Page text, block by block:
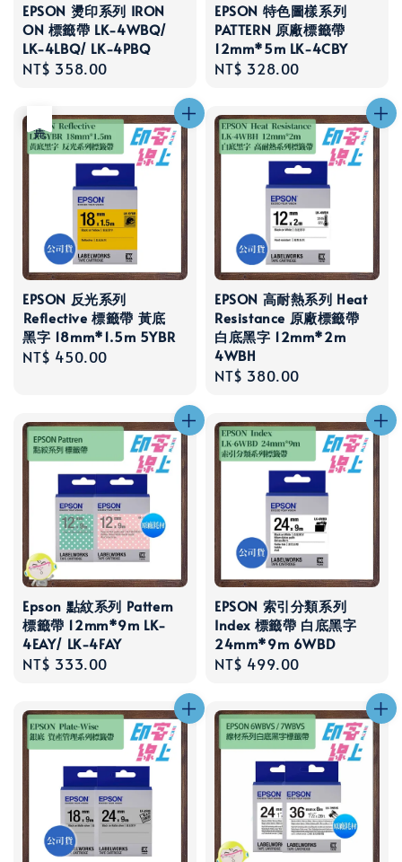
EPSON 燙印系列 IRON
ON 標籤帶 LK-4WBQ/
LK-4LBQ/ LK-4PBQ
Regular
NT$ 358.00
EPSON 特色圖樣系列
PATTERN 原廠標籤帶
12mm*5m LK-4CBY
Regular
NT$ 328.00
EPSON 反光系列
Reflective 標籤帶 黃底
黑字 18mm*1.5m 5YBR
Regular
NT$ 450.00
EPSON 高耐熱系列 Heat
Resistance 原廠標籤帶
白底黑字 12mm*2m
4WBH
Regular
NT$ 380.00
Epson 點紋系列 Pattern
標籤帶 12mm*9m LK-
4EAY/ LK-4FAY
Regular
NT$ 333.00
EPSON 索引分類系列
Index 標籤帶 白底黑字
24mm*9m 6WBD
Regular
NT$ 499.00